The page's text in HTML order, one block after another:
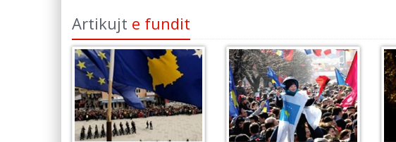
Artikujt e fundit